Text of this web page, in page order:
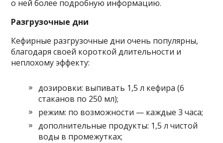
о ней более подробную информацию.
Разгрузочные дни
Кефирные разгрузочные дни очень популярны,
благодаря своей короткой длительности и
неплохому эффекту:
дозировки: выпивать 1,5 л кефира (6
стаканов по 250 мл);
режим: по возможности — каждые 3 часа;
дополнительные продукты: 1,5 л чистой
воды в промежутках;